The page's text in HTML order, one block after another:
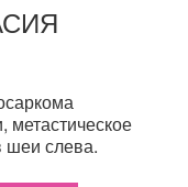
метастическое
шеи слева.